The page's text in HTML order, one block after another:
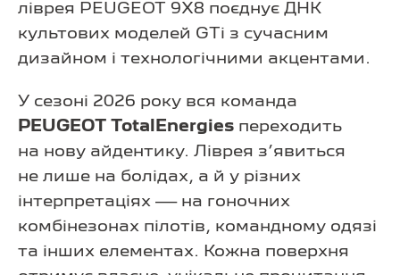
ліврея PEUGEOT 9X8 поєднує ДНК
культових моделей GTi з сучасним
дизайном і технологічними акцентами.
У сезоні 2026 року вся команда
PEUGEOT TotalEnergies переходить
на нову айдентику. Ліврея з’явиться
не лише на болідах, а й у різних
інтерпретаціях — на гоночних
комбінезонах пілотів, командному одязі
та інших елементах. Кожна поверхня